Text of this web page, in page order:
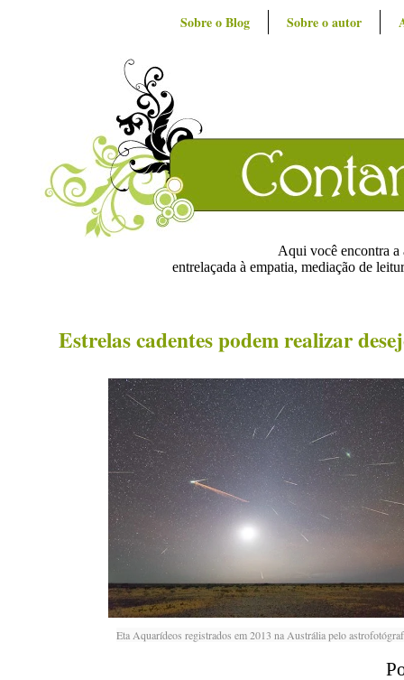
Sobre o Blog Sobre o autor
Aqui você encontra
entrelaçada à empatia, mediação de
Estrelas cadentes podem realizar
Eta Aquarídeos registrados em 2013 na Austrália pelo